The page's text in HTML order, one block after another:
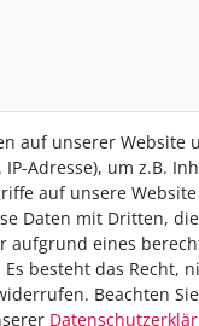
zur
zur Barrierefreiheit
auf unserer Website
Adresse), um z.B.
auf unsere
Daten mit Dritten,
eines
besteht das Recht,
Beachten